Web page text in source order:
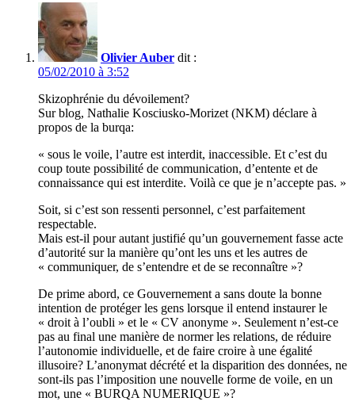
Olivier Auber dit :
05/02/2010 à 3:52
Skizophrénie du dévoilement?
Sur blog, Nathalie Kosciusko-Morizet (NKM) déclare à
propos de la burqa:
« sous le voile, l’autre est interdit, inaccessible. Et c’est du
coup toute possibilité de communication, d’entente et de
connaissance qui est interdite. Voilà ce que je n’accepte pas. »
Soit, si c’est son ressenti personnel, c’est parfaitement
respectable.
Mais est-il pour autant justifié qu’un gouvernement fasse acte
d’autorité sur la manière qu’ont les uns et les autres de
« communiquer, de s’entendre et de se reconnaître »?
De prime abord, ce Gouvernement a sans doute la bonne
intention de protéger les gens lorsque il entend instaurer le
« droit à l’oubli » et le « CV anonyme ». Seulement n’est-ce
pas au final une manière de normer les relations, de réduire
l’autonomie individuelle, et de faire croire à une égalité
illusoire? L’anonymat décrété et la disparition des données, ne
sont-ils pas l’imposition une nouvelle forme de voile, en un
mot, une « BURQA NUMERIQUE »?